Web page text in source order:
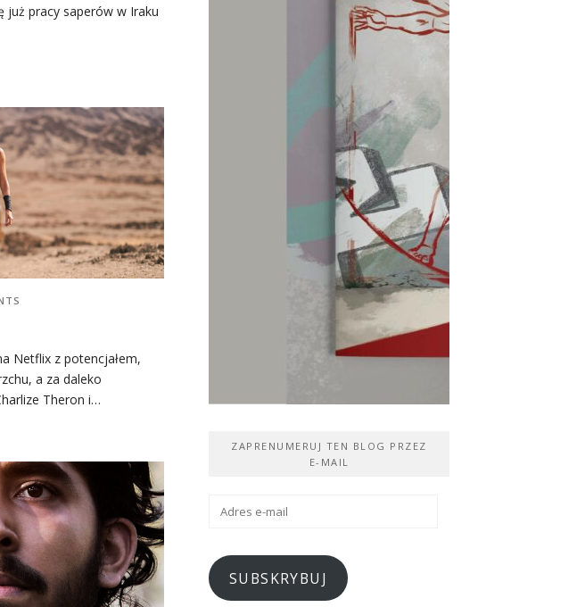
już pracy saperów w Iraku
Netflix z potencjałem,
a za daleko
Theron i…
ZAPRENUMERUJ TEN BLOG PRZEZ
E-MAIL
Adres
SUBSKRYBUJ